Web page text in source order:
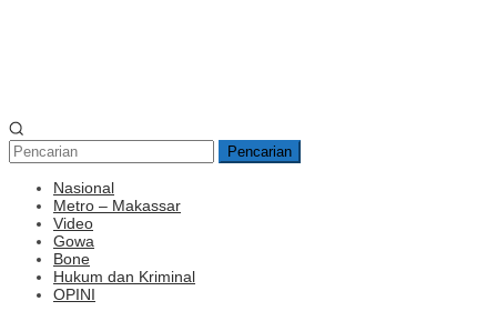
Pencarian
Nasional
Metro – Makassar
Video
Gowa
Bone
Hukum dan Kriminal
OPINI